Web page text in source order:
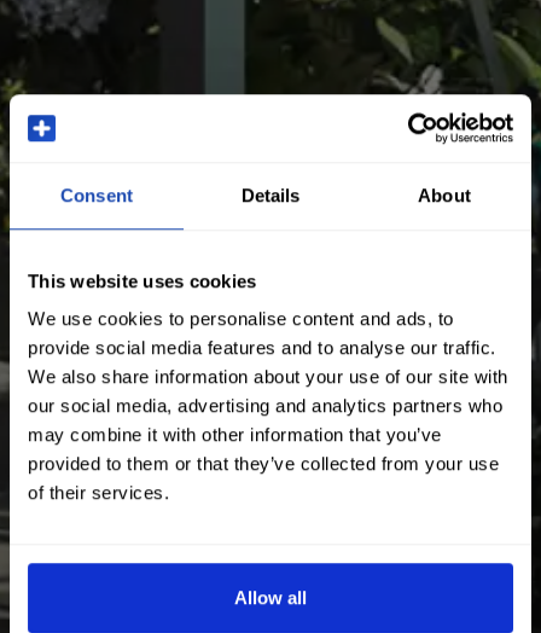
Consent Details About
This website uses cookies
We use cookies to personalise content and ads, to
provide social media features and to analyse our traffic.
We also share information about your use of our site with
our social media, advertising and analytics partners who
may combine it with other information that you’ve
provided to them or that they’ve collected from your use
of their services.
Allow all